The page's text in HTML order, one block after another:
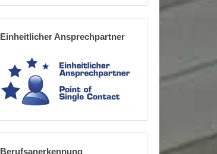
Einheitlicher Ansprechpartner
Berufsanerkennung